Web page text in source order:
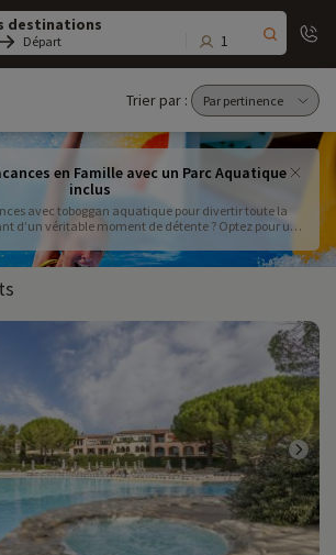
Départ 1
Trier par :
en Famille avec un Parc Aquatique
inclus
avec toboggan aquatique pour divertir toute la
d’un véritable moment de détente ? Optez pour un
avec piscine et toboggan pour offrir à vos enfants
Avec des infrastructures adaptées, comme un
avec pataugeoires sécurisées et jeux d’eau,
le bon choix. Que vous préfériez un club vacances
une résidence vacances avec toboggans, il existe de
répondre à vos attentes et à votre budget. Partez à
famille avec parc aquatique en bord de mer
et profitez d’un séjour clé en main. Pour une pause
aussi à un week-end avec piscine et toboggan.
camping familial avec piscine chauffée et toboggan
des vacances alliant fun et sérénité.